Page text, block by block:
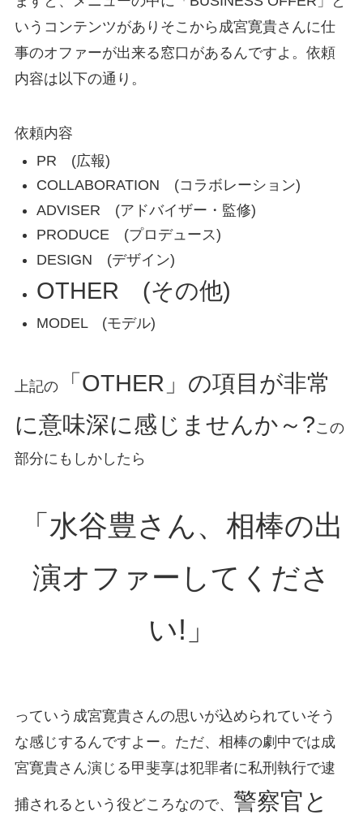
いうコンテンツがありそこから成宮寛貴さんに仕
事のオファーが出来る窓口があるんですよ。依頼
内容は以下の通り。
依頼内容
PR (広報)
COLLABORATION (コラボレーション)
ADVISER (アドバイザー・監修)
PRODUCE (プロデュース)
DESIGN (デザイン)
OTHER (その他)
MODEL (モデル)
上記の「OTHER」の項目が非常
に意味深に感じませんか～?この
部分にもしかしたら
「水谷豊さん、相棒の出
演オファーしてくださ
い!」
っていう成宮寛貴さんの思いが込められていそう
な感じするんですよー。ただ、相棒の劇中では成
宮寛貴さん演じる甲斐享は犯罪者に私刑執行で逮
捕されるという役どころなので、 警察官と